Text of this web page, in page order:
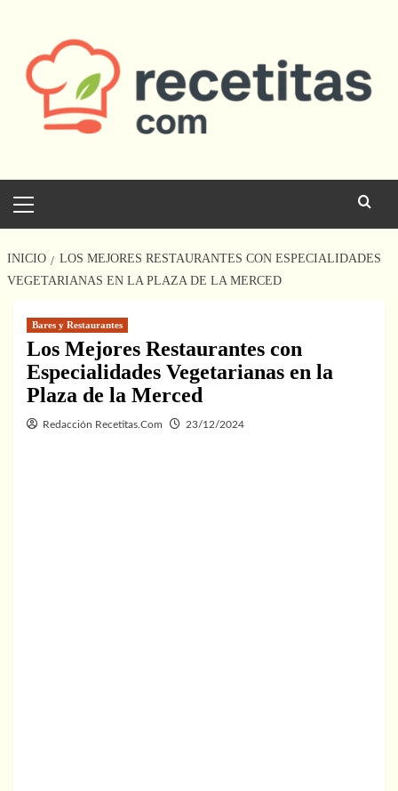
contenido
principal
INICIO
LOS MEJORES RESTAURANTES CON ESPECIALIDADES
VEGETARIANAS EN LA PLAZA DE LA MERCED
Bares y Restaurantes
Los Mejores Restaurantes con
Especialidades Vegetarianas en la
Plaza de la Merced
Redacción Recetitas.Com 23/12/2024